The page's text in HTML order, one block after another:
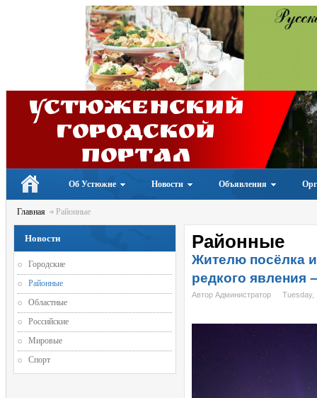
Устюженский
Городской
портал
Об Устюжне Новости Объявления
Главная Районные
Районные
Жителю посёлка
редкого явления
Автор Администратор Tuesday,
Новости
Городские
Районные
Областные
Российские
Мировые
Спорт